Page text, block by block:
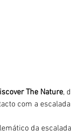
The Nature,
com a
da